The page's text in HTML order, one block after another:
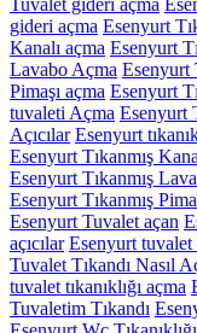
gideri açma Esenyurt
Kanalı açma Esenyurt
Lavabo Açma Esenyurt
Pimaşı açma Esenyurt
tuvaleti Açma Esenyurt
Açıcılar Esenyurt
Esenyurt Tıkanmış
Esenyurt Tıkanmış
Esenyurt Tıkanmış
Esenyurt Tuvalet açan
açıcılar Esenyurt tuvalet
Tuvalet Tıkandı Nasıl
tuvalet tıkanıklığı açma
Tuvaletim Tıkandı